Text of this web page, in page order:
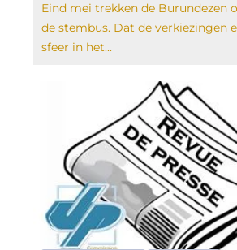
Eind mei trekken de Burundezen
de stembus. Dat de verkiezingen
sfeer in het...